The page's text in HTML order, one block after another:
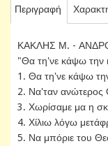
Περιγραφή
ΚΑΚΛΗΣ Μ. -
"Θα τη'νε κάψω την
1. Θα τη'νε κάψω
2. Να'ταν ανώτερος
3. Χωρίσαμε μα η
4. Χίλιω λόγω
5. Να μπόριε του